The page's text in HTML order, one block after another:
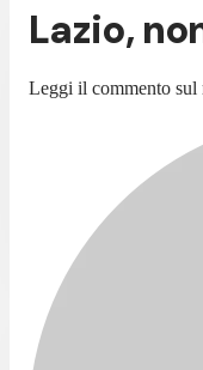
Lazio,
Leggi il commento sul